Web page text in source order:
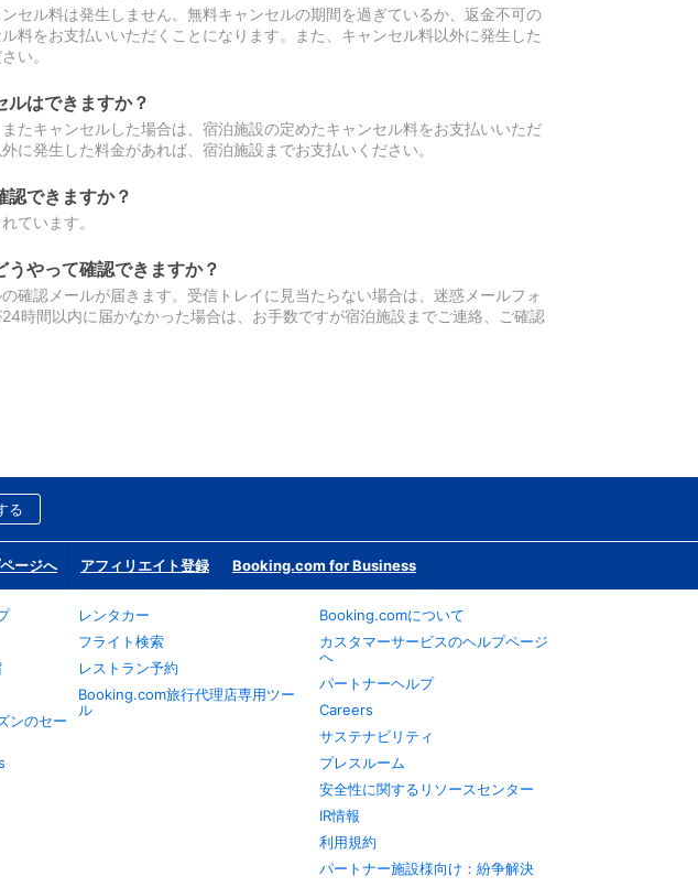
セル料は発生しません。無料キャンセルの期間を過ぎているか、返金不可の
料をお支払いいただくことになります。また、キャンセル料以外に発生した
い。
はできますか？
たキャンセルした場合は、宿泊施設の定めたキャンセル料をお支払いいただ
に発生した料金があれば、宿泊施設までお支払いください。
認できますか？
ています。
やって確認できますか？
確認メールが届きます。受信トレイに見当たらない場合は、迷惑メールフォ
時間以内に届かなかった場合は、お手数ですが宿泊施設までご連絡、ご確認
る
ージへ アフィリエイト登録 Booking.com for Business
ンのセー
レンタカー
フライト検索
レストラン予約
Booking.com旅行代理店専用ツー
ル
Booking.comについて
カスタマーサービスのヘルプページ
へ
パートナーヘルプ
Careers
サステナビリティ
プレスルーム
安全性に関するリソースセンター
IR情報
利用規約
パートナー施設様向け：紛争解決